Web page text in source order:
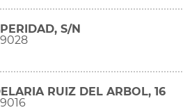
S/N
RUIZ DEL ARBOL, 16